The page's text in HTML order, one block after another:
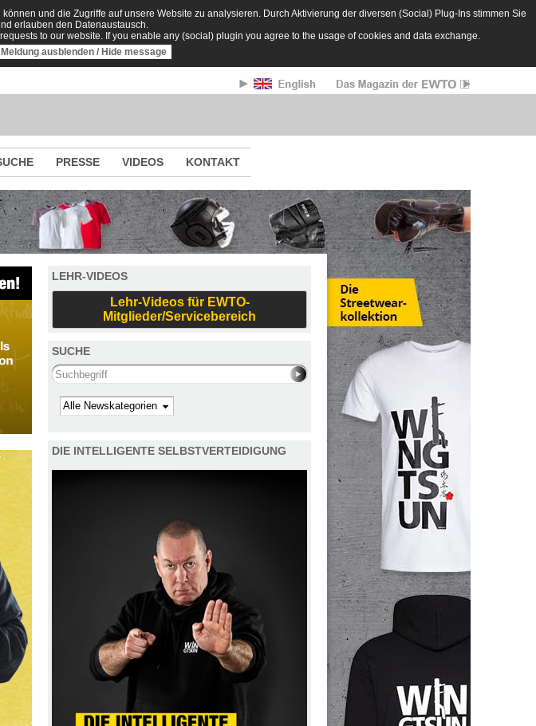
und die Zugriffe auf unsere Website zu analysieren. Durch Aktivierung der diversen (Social) Plug-Ins stimmen Sie
erlauben den Datenaustausch.
to our website. If you enable any (social) plugin you agree to the usage of cookies and data exchange.
Meldung ausblenden / Hide message
PRESSE VIDEOS KONTAKT
LEHR-VIDEOS
Lehr-Videos für EWTO-
Mitglieder/Servicebereich
SUCHE
Search this site
Kategorie
DIE INTELLIGENTE SELBSTVERTEIDIGUNG